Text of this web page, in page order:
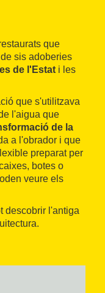
que
sis adoberies
de l'Estat i les
que s'utilitzava
l'aigua que
de la
a l'obrador i que
preparat per
botes o
veure els
descobrir l'antiga